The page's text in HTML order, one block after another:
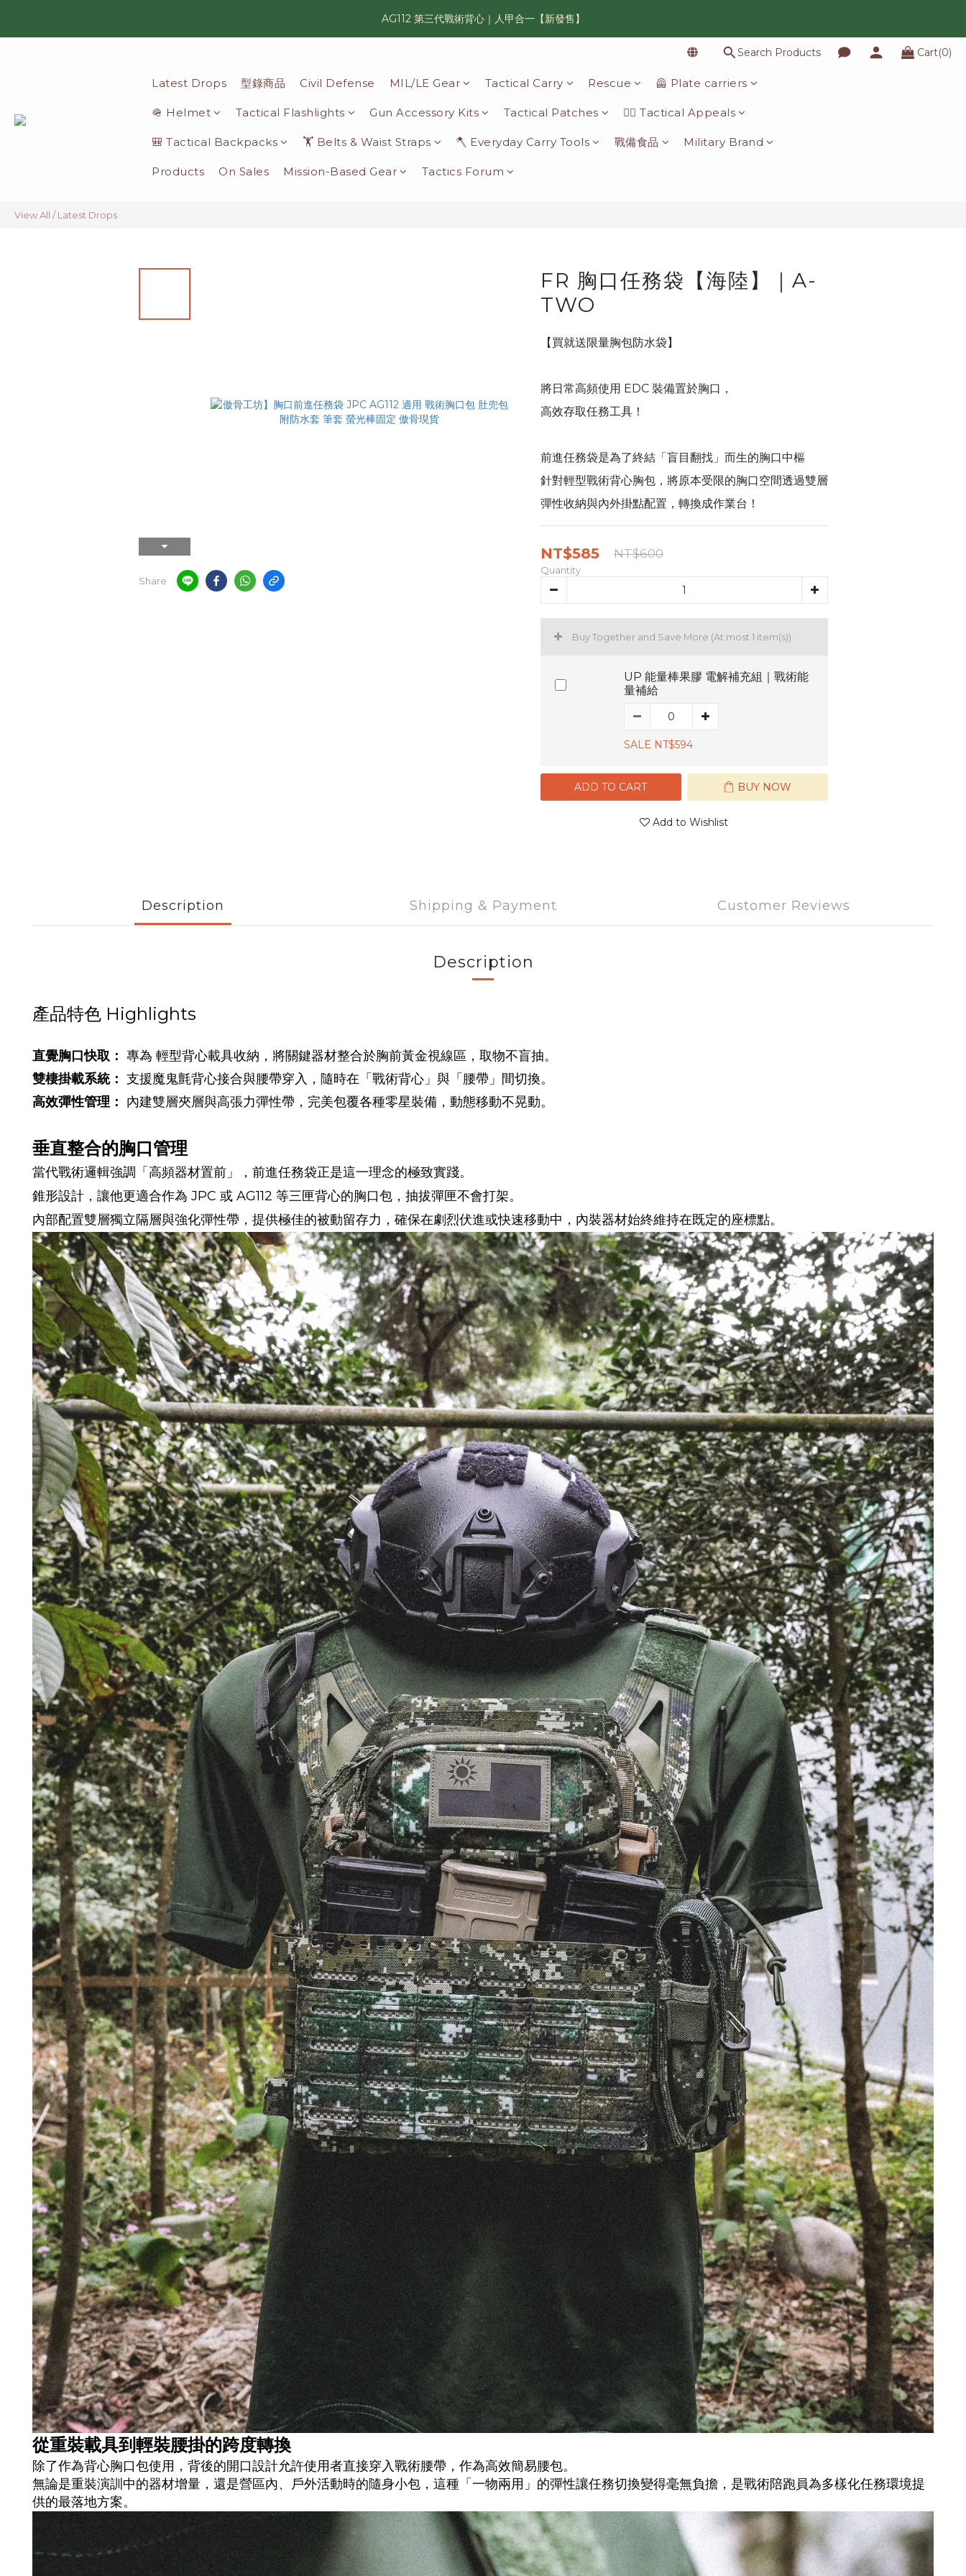
漢光42 傲骨紀念臂章｜滿 6500 贈送一片！
AG112 第三代戰術背心｜人甲合一【新發售】
漢光42 傲骨紀念臂章｜滿 6500 贈送一片！
Search Products Cart(0)
Latest Drops 型錄商品 Civil Defense MIL/LE Gear Tactical Carry Rescue 🦺 Plate carriers
🪖 Helmet Tactical Flashlights Gun Accessory Kits Tactical Patches 🦸‍♂️ Tactical Appeals
🎒 Tactical Backpacks 🏋️ Belts & Waist Straps 🪓 Everyday Carry Tools 戰備食品 Military Brand
Products On Sales Mission-Based Gear Tactics Forum
View All /Latest Drops
Share
FR 胸口任務袋【海陸】｜A-
TWO
【買就送限量胸包防水袋】
將日常高頻使用 EDC 裝備置於胸口，
高效存取任務工具！
前進任務袋是為了終結「盲目翻找」而生的胸口中樞
針對輕型戰術背心胸包，將原本受限的胸口空間透過雙層
彈性收納與內外掛點配置，轉換成作業台！
NT$585 NT$600
Quantity
Buy Together and Save More (At most 1 item(s))
UP 能量棒果膠 電解補充組｜戰術能
量補給
SALE NT$594
ADD TO CART BUY NOW
Add to Wishlist
Description Shipping & Payment Customer Reviews
Description
產品特色 Highlights
直覺胸口快取： 專為 輕型背心載具收納，將關鍵器材整合於胸前黃金視線區，取物不盲抽。
雙棲掛載系統： 支援魔鬼氈背心接合與腰帶穿入，隨時在「戰術背心」與「腰帶」間切換。
高效彈性管理： 內建雙層夾層與高張力彈性帶，完美包覆各種零星裝備，動態移動不晃動。
垂直整合的胸口管理
當代戰術邏輯強調「高頻器材置前」，前進任務袋正是這一理念的極致實踐。
錐形設計，讓他更適合作為 JPC 或 AG112 等三匣背心的胸口包，抽拔彈匣不會打架。
內部配置雙層獨立隔層與強化彈性帶，提供極佳的被動留存力，確保在劇烈伏進或快速移動中，內裝器材始終維持在既定的座標點。
從重裝載具到輕裝腰掛的跨度轉換
除了作為背心胸口包使用，背後的開口設計允許使用者直接穿入戰術腰帶，作為高效簡易腰包。
無論是重裝演訓中的器材增量，還是營區內、戶外活動時的隨身小包，這種「一物兩用」的彈性讓任務切換變得毫無負擔，是戰術陪跑員為多樣化任務環境提
供的最落地方案。
BUY NOW